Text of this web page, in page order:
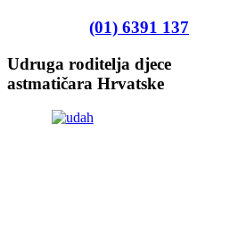
(01) 6391 137
Udruga roditelja djece
astmatičara Hrvatske